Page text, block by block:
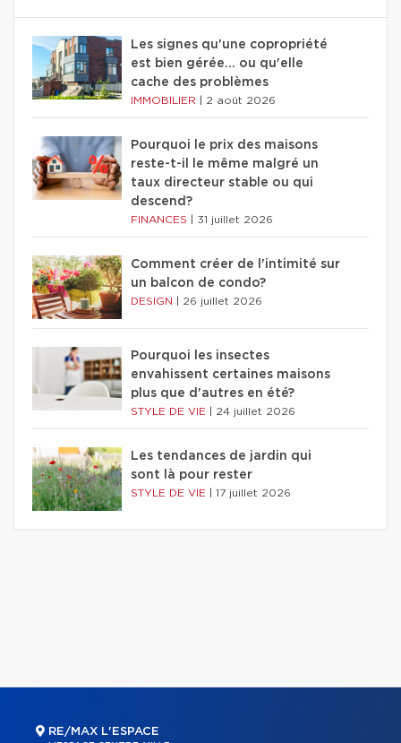
Les signes qu'une copropriété
est bien gérée… ou qu'elle
cache des problèmes
IMMOBILIER 2 août 2026
Pourquoi le prix des maisons
reste-t-il le même malgré un
taux directeur stable ou qui
descend?
FINANCES 31 juillet 2026
Comment créer de l'intimité sur
un balcon de condo?
DESIGN 26 juillet 2026
Pourquoi les insectes
envahissent certaines maisons
plus que d'autres en été?
STYLE DE VIE 24 juillet 2026
Les tendances de jardin qui
sont là pour rester
STYLE DE VIE 17 juillet 2026
RE/MAX L'ESPACE